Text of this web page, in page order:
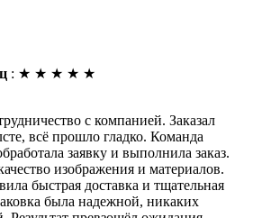
: ★ ★ ★ ★ ★
с компанией. Заказал
всё прошло гладко. Команда
заявку и выполнила заказ.
изображения и материалов.
быстрая доставка и тщательная
была надежной, никаких